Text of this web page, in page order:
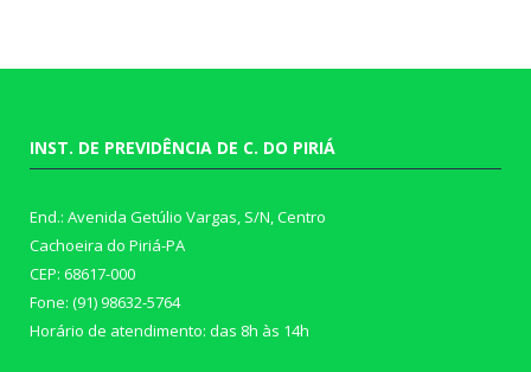
INST. DE PREVIDÊNCIA DE C. DO PIRIÁ
End.: Avenida Getúlio Vargas, S/N, Centro
Cachoeira do Piriá-PA
CEP: 68617-000
Fone: (91) 98632-5764
Horário de atendimento: das 8h às 14h